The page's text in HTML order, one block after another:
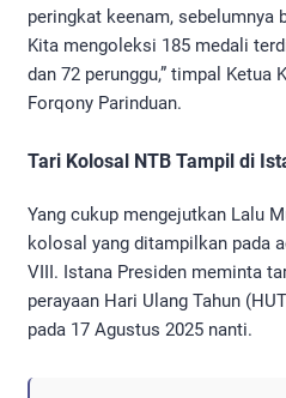
peringkat keenam, sebelumnya
Kita mengoleksi 185 medali
dan 72 perunggu,” timpal Ketua
Forqony Parinduan.
Tari Kolosal NTB Tampil di
Yang cukup mengejutkan Lalu
kolosal yang ditampilkan pada
VIII. Istana Presiden meminta
perayaan Hari Ulang Tahun
pada 17 Agustus 2025 nanti.